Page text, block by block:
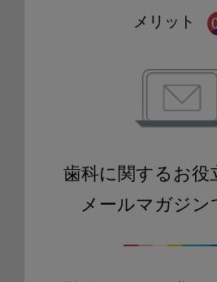
メリット
歯科に関するお役
メールマガジン